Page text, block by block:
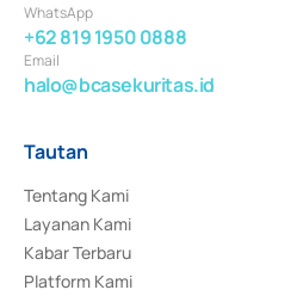
WhatsApp
+62 819 1950 0888
Email
halo@bcasekuritas.id
Tautan
Tentang Kami
Layanan Kami
Kabar Terbaru
Platform Kami